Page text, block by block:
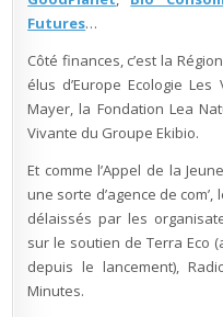
Futures…
Côté finances, c’est la
élus d’Europe Ecologie
Mayer, la Fondation Lea
Vivante du Groupe Ekibio.
Et comme l’Appel de la
une sorte d’agence de
délaissés par les
sur le soutien de Terra Eco
depuis le lancement),
Minutes.